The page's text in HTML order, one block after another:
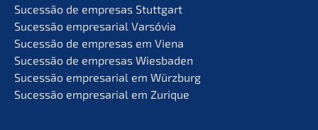
Suces­são de empre­sas Stuttgart
Suces­são empre­sa­ri­al Varsóvia
Suces­são de empre­sas em Viena
Suces­são de empre­sas Wiesbaden
Suces­são empre­sa­ri­al em Würzburg
Suces­são empre­sa­ri­al em Zurique